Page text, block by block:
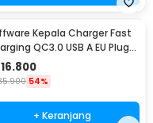
Kepala Charger Fast
QC3.0 USB A EU Plug
- TE-007
16.800
54%
+ Keranjang